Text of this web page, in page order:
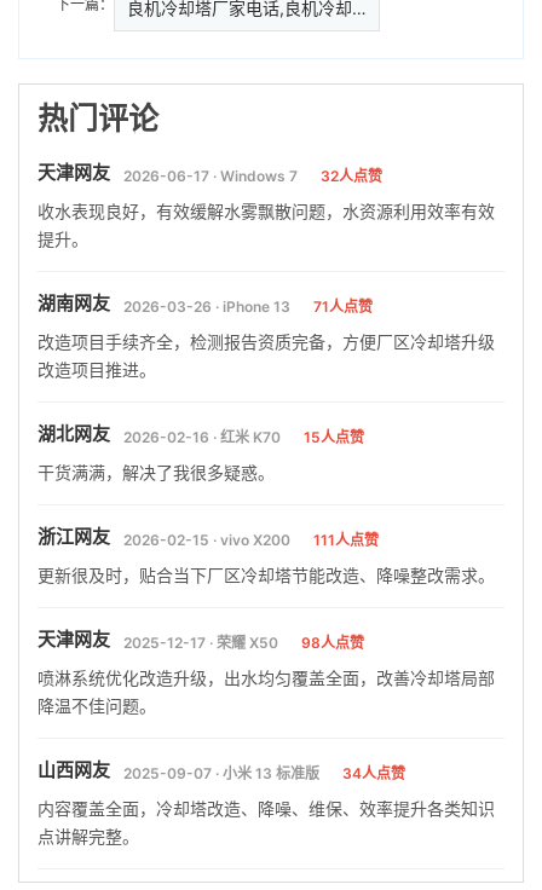
下一篇： 良机冷却塔厂家电话,良机冷却塔
热门评论
天津网友 2026-06-17 · Windows 7 32人点赞
收水表现良好，有效缓解水雾飘散问题，水资源利用效率有效
提升。
湖南网友 2026-03-26 · iPhone 13 71人点赞
改造项目手续齐全，检测报告资质完备，方便厂区冷却塔升级
改造项目推进。
湖北网友 2026-02-16 · 红米 K70 15人点赞
干货满满，解决了我很多疑惑。
浙江网友 2026-02-15 · vivo X200 111人点赞
更新很及时，贴合当下厂区冷却塔节能改造、降噪整改需求。
天津网友 2025-12-17 · 荣耀 X50 98人点赞
喷淋系统优化改造升级，出水均匀覆盖全面，改善冷却塔局部
降温不佳问题。
山西网友 2025-09-07 · 小米 13 标准版 34人点赞
内容覆盖全面，冷却塔改造、降噪、维保、效率提升各类知识
点讲解完整。